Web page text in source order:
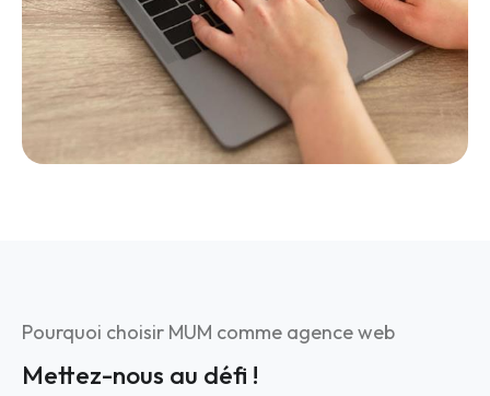
Pourquoi choisir MUM comme agence web
Mettez-nous au défi !